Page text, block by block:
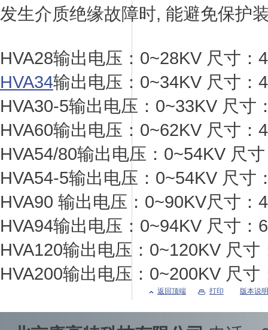
发生介质绝缘故障时, 能避免保护
HVA28输出电压：0~28KV 尺寸
HVA34输出电压：0~34KV 尺寸：
HVA30-5输出电压：0~33KV 尺寸
HVA60输出电压：0~62KV 尺寸
HVA54/80输出电压：0~54KV 尺
HVA54-5输出电压：0~54KV 尺寸
HVA90 输出电压：0~90KV尺寸
HVA94输出电压：0~94KV 尺寸
HVA120输出电压：0~120KV 尺
HVA200输出电压：0~200KV 尺
返回顶端 打印 版本说